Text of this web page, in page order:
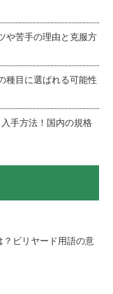
や苦手の理由と克服方
種目に選ばれる可能性
手方法！国内の規格
？ビリヤード用語の意